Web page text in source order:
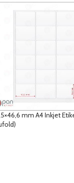
mm A4 Inkjet